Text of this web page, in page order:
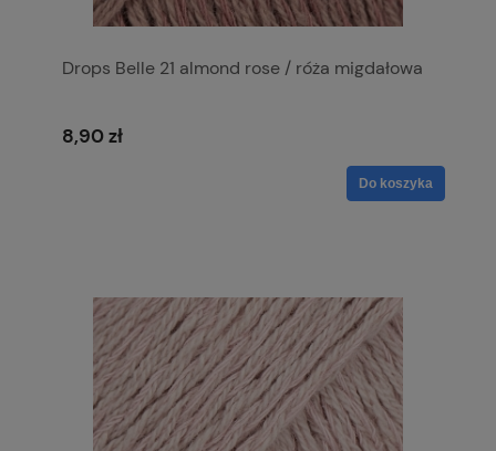
Drops Belle 21 almond rose / róża migdałowa
8,90 zł
Do koszyka